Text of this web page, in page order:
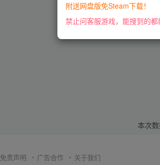
本次
免责声明 广告合作 关于我们
附送网盘版免Steam下载！
禁止问客服游戏，能搜到的都